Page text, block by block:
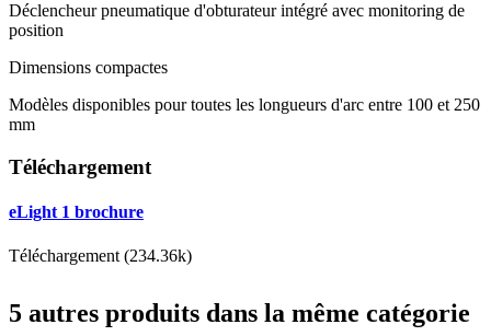
Déclencheur pneumatique d'obturateur intégré avec monitoring de
position
Dimensions compactes
Modèles disponibles pour toutes les longueurs d'arc entre 100 et 250
mm
Téléchargement
eLight 1 brochure
Téléchargement (234.36k)
5 autres produits dans la même catégorie